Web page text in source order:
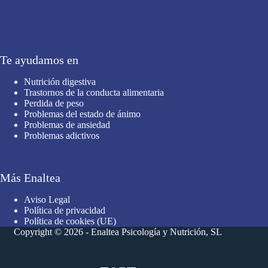
Te ayudamos en
Nutrición digestiva
Trastornos de la conducta alimentaria
Perdida de peso
Problemas del estado de ánimo
Problemas de ansiedad
Problemas adictivos
Más Enaltea
Aviso Legal
Política de privacidad
Política de cookies (UE)
Copyright © 2026 - Enaltea Psicología y Nutrición, SL